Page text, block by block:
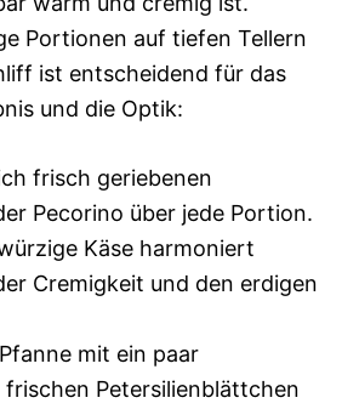
Portionen auf tiefen Tellern
ist entscheidend für das
und die Optik:
frisch geriebenen
Pecorino über jede Portion.
Käse harmoniert
Cremigkeit und den erdigen
mit ein paar
Petersilienblättchen